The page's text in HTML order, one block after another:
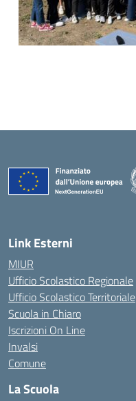
Link Esterni
MIUR
Ufficio Scolastico Regionale
Ufficio Scolastico Territoriale
Scuola in Chiaro
Iscrizioni On Line
Invalsi
Comune
La Scuola